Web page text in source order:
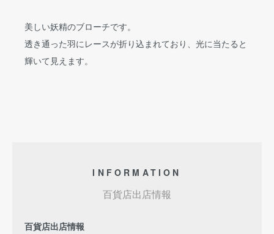
美しい妖精のブローチです。
透き通った羽にレースが折り込まれており、光に当たると
輝いて見えます。
INFORMATION
百貨店出店情報
百貨店出店情報